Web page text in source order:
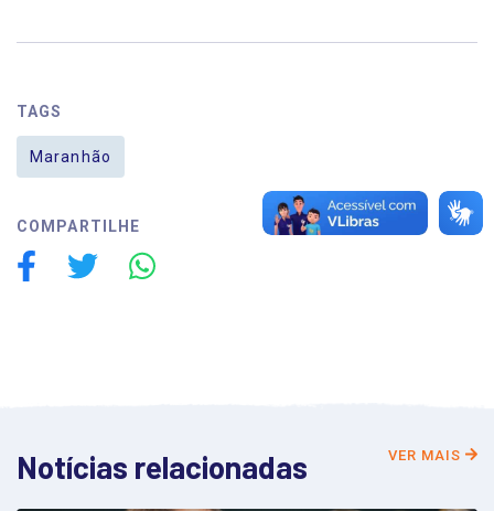
TAGS
Maranhão
COMPARTILHE
Notícias relacionadas VER MAIS